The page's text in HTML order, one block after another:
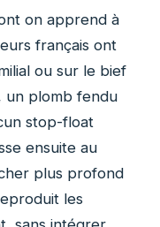
on apprend à
français ont
ou sur le bief
un plomb fendu
stop-float
ensuite au
plus profond
les